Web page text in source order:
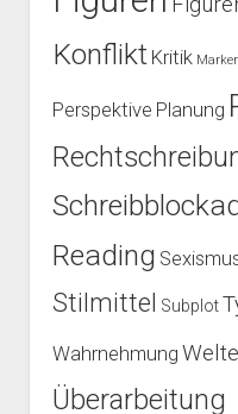
Konflikt Kritik Marker
Perspektive Planung
Reading
Stilmittel Subplot
Wahrnehmung
Überarbeitung